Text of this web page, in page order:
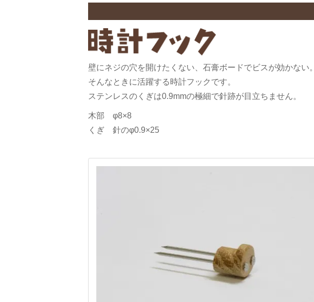
壁にネジの穴を開けたくない、石膏ボードでビスが効かない。
そんなときに活躍する時計フックです。
ステンレスのくぎは0.9mmの極細で針跡が目立ちません。
木部 φ8×8
くぎ 針のφ0.9×25